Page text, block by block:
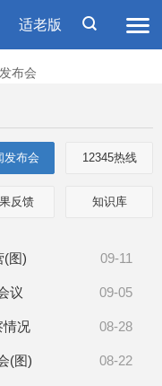
适老版
布会
发布会 12345热线
反馈 知识库
09-11
(图)
09-05
议
08-28
情况
08-22
(图)